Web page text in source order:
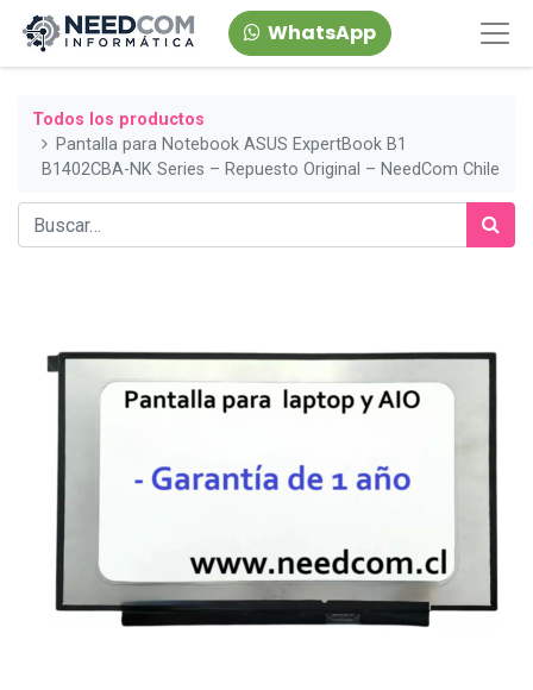
WhatsApp
Todos los productos
Pantalla para Notebook ASUS ExpertBook B1
B1402CBA‑NK Series – Repuesto Original – NeedCom Chile